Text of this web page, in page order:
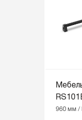
960 мм /